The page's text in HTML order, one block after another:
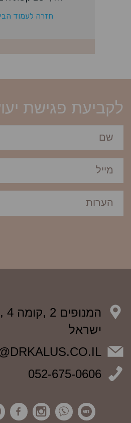
לקביעת פגישת
ישראל
052-675-0606